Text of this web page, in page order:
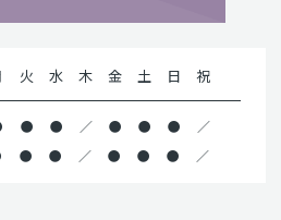
火 水 木 金 土 日 祝
● ● ／ ● ● ● ／
● ● ／ ● ● ● ／